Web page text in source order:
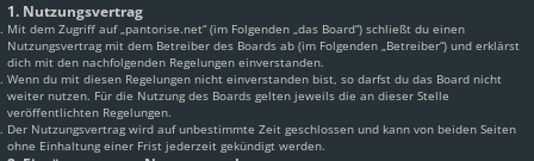
1. Nutzungsvertrag
Mit dem Zugriff auf „pantorise.net“ (im Folgenden „das Board“) schließt du einen
Nutzungsvertrag mit dem Betreiber des Boards ab (im Folgenden „Betreiber“) und erklärst
dich mit den nachfolgenden Regelungen einverstanden.
Wenn du mit diesen Regelungen nicht einverstanden bist, so darfst du das Board nicht
weiter nutzen. Für die Nutzung des Boards gelten jeweils die an dieser Stelle
veröffentlichten Regelungen.
Der Nutzungsvertrag wird auf unbestimmte Zeit geschlossen und kann von beiden Seiten
ohne Einhaltung einer Frist jederzeit gekündigt werden.